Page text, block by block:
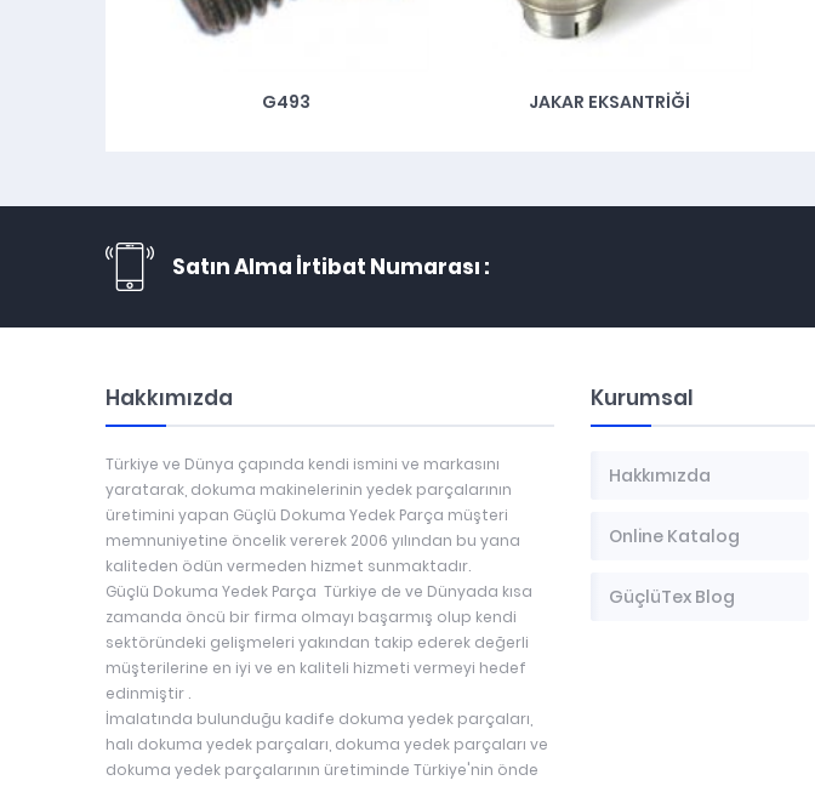
G493 JAKAR EKSANTRIĞI
Satın Alma İrtibat Numarası :
Hakkımızda
Türkiye ve Dünya çapında kendi ismini ve markasını
yaratarak, dokuma makinelerinin yedek parçalarının
üretimini yapan Güçlü Dokuma Yedek Parça müşteri
memnuniyetine öncelik vererek 2006 yılından bu yana
kaliteden ödün vermeden hizmet sunmaktadır.
Güçlü Dokuma Yedek Parça Türkiye de ve Dünyada kısa
zamanda öncü bir firma olmayı başarmış olup kendi
sektöründeki gelişmeleri yakından takip ederek değerli
müşterilerine en iyi ve en kaliteli hizmeti vermeyi hedef
edinmiştir .
İmalatında bulunduğu kadife dokuma yedek parçaları,
halı dokuma yedek parçaları, dokuma yedek parçaları ve
dokuma yedek parçalarının üretiminde Türkiye'nin önde
Kurumsal
Hakkımızda
Online Katalog
GüçlüTex Blog